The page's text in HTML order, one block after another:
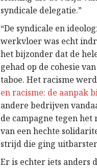
syndicale delegatie.”
“De syndicale en
werkvloer was echt
het bijzonder dat de
gehad op de cohesie
taboe. Het racisme
en racisme: de aanpak
andere bedrijven
de campagne tegen
van een hechte
strijd die ging
Er is echter iets anders